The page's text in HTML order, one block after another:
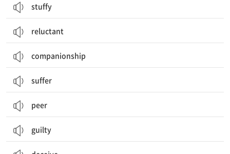
stuffy
reluctant
companionship
suffer
peer
guilty